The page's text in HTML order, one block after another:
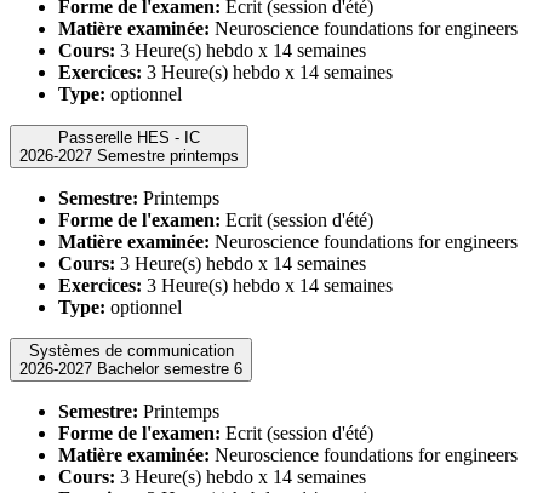
Forme de l'examen: Ecrit (session d'été)
Matière examinée: Neuroscience foundations for engineers
Cours: 3 Heure(s) hebdo x 14 semaines
Exercices: 3 Heure(s) hebdo x 14 semaines
Type: optionnel
Passerelle HES - IC
2026-2027 Semestre printemps
Semestre: Printemps
Forme de l'examen: Ecrit (session d'été)
Matière examinée: Neuroscience foundations for engineers
Cours: 3 Heure(s) hebdo x 14 semaines
Exercices: 3 Heure(s) hebdo x 14 semaines
Type: optionnel
Systèmes de communication
2026-2027 Bachelor semestre 6
Semestre: Printemps
Forme de l'examen: Ecrit (session d'été)
Matière examinée: Neuroscience foundations for engineers
Cours: 3 Heure(s) hebdo x 14 semaines